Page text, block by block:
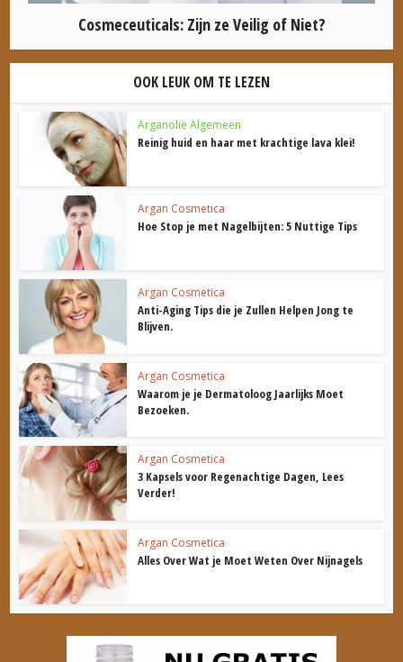
Cosmeceuticals: Zijn ze Veilig of Niet?
OOK LEUK OM TE LEZEN
Arganolie Algemeen
Reinig huid en haar met krachtige lava klei!
Argan Cosmetica
Hoe Stop je met Nagelbijten: 5 Nuttige Tips
Argan Cosmetica
Anti-Aging Tips die je Zullen Helpen Jong te
Blijven.
Argan Cosmetica
Waarom je je Dermatoloog Jaarlijks Moet
Bezoeken.
Argan Cosmetica
3 Kapsels voor Regenachtige Dagen, Lees
Verder!
Argan Cosmetica
Alles Over Wat je Moet Weten Over Nijnagels